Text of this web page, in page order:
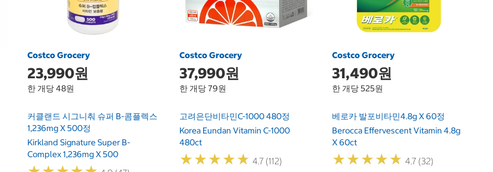
Costco Grocery
23,990원
한 개당 48원
커클랜드 시그니춰 슈퍼 B-콤플렉스
1,236mg X 500정
Kirkland Signature Super B-
Complex 1,236mg X 500
Costco Grocery
37,990원
한 개당 79원
고려은단비타민C-1000 480정
Korea Eundan Vitamin C-1000
480ct
★★★★★
★★★★★ 4.7 (112)
Costco Grocery
31,490원
한 개당 525원
베로카 발포비타민4.8g X 60정
Berocca Effervescent Vitamin 4.8g
X 60ct
★★★★★
★★★★★ 4.7 (32)